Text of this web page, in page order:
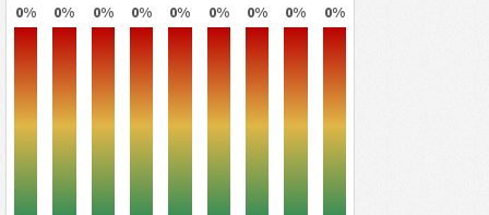
0% 0% 0% 0% 0% 0% 0% 0% 0%